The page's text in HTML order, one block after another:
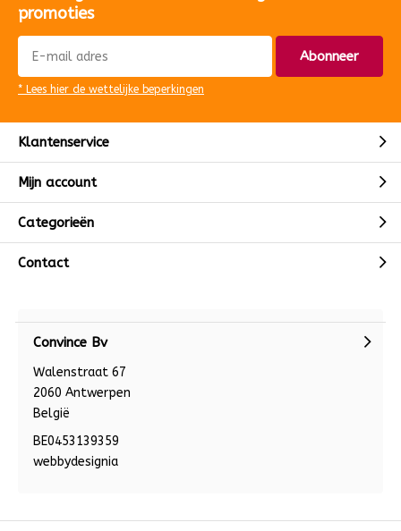
promoties
Abonneer
* Lees hier de wettelijke beperkingen
Klantenservice
Mijn account
Categorieën
Contact
Convince Bv
Walenstraat 67
2060 Antwerpen
België
BE0453139359
webbydesignia